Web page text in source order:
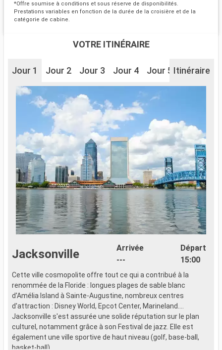
*Offre soumise à conditions et sous réserve de disponibilités.
Prestations variables en fonction de la durée de la croisière et de la
catégorie de cabine.
VOTRE ITINÉRAIRE
Jour 1 Jour 2 Jour 3 Jour 4 Jour 5 Itinéraire
Jacksonville
Arrivée
---
Départ
15:00
Cette ville cosmopolite offre tout ce qui a contribué à la
renommée de la Floride : longues plages de sable blanc
d'Amélia Island à Sainte-Augustine, nombreux centres
d'attraction : Disney World, Epcot Center, Marineland....
Jacksonville s'est assurée une solide réputation sur le plan
culturel, notamment grâce à son Festival de jazz. Elle est
également une ville sportive de haut niveau (golf, base-ball,
basket-ball).